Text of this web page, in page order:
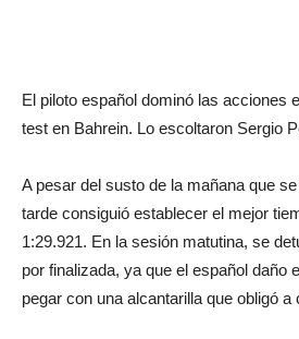
El piloto español dominó las acciones
test en Bahrein. Lo escoltaron Sergio
A pesar del susto de la mañana que
tarde consiguió establecer el mejor
1:29.921. En la sesión matutina, se
por finalizada, ya que el español daño
pegar con una alcantarilla que obligó a